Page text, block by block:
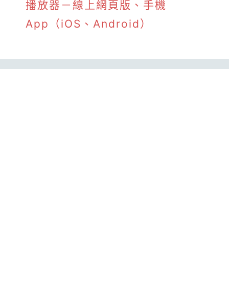
播放器－線上網頁版、手機
App（iOS、Android）